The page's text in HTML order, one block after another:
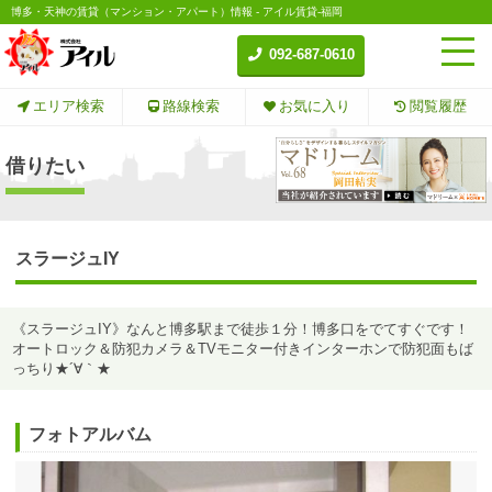
博多・天神の賃貸（マンション・アパート）情報 - アイル賃貸-福岡
092-687-0610
エリア検索 路線検索 お気に入り 閲覧履歴
借りたい
スラージュIY
《スラージュIY》なんと博多駅まで徒歩１分！博多口をでてすぐです！
オートロック＆防犯カメラ＆TVモニター付きインターホンで防犯面もば
っちり★´∀｀★
フォトアルバム